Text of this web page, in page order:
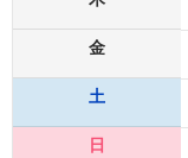
金
土
日